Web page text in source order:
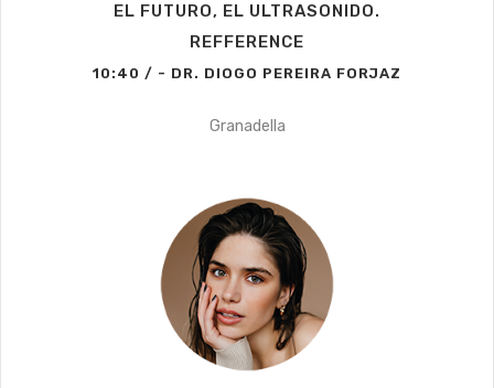
EL FUTURO, EL ULTRASONIDO.
REFFERENCE
10:40 / - DR. DIOGO PEREIRA FORJAZ
Granadella